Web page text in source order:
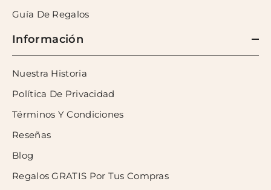
Guía De Regalos
Información
Nuestra Historia
Política De Privacidad
Términos Y Condiciones
Reseñas
Blog
Regalos GRATIS Por Tus Compras